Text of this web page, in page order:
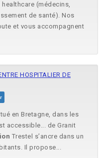
(médecins,
de santé). Nos
et vous accompagnent
HOSPITALIER DE
en Bretagne, dans les
accessible... de Granit
Trestel s’ancre dans un
Il propose...